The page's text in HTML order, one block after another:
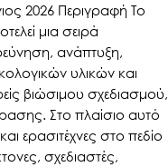
2026 Περιγραφή Το
μια σειρά
ανάπτυξη,
υλικών και
βιώσιμου σχεδιασμού,
Στο πλαίσιο αυτό
ερασιτέχνες στο πεδίο
σχεδιαστές,